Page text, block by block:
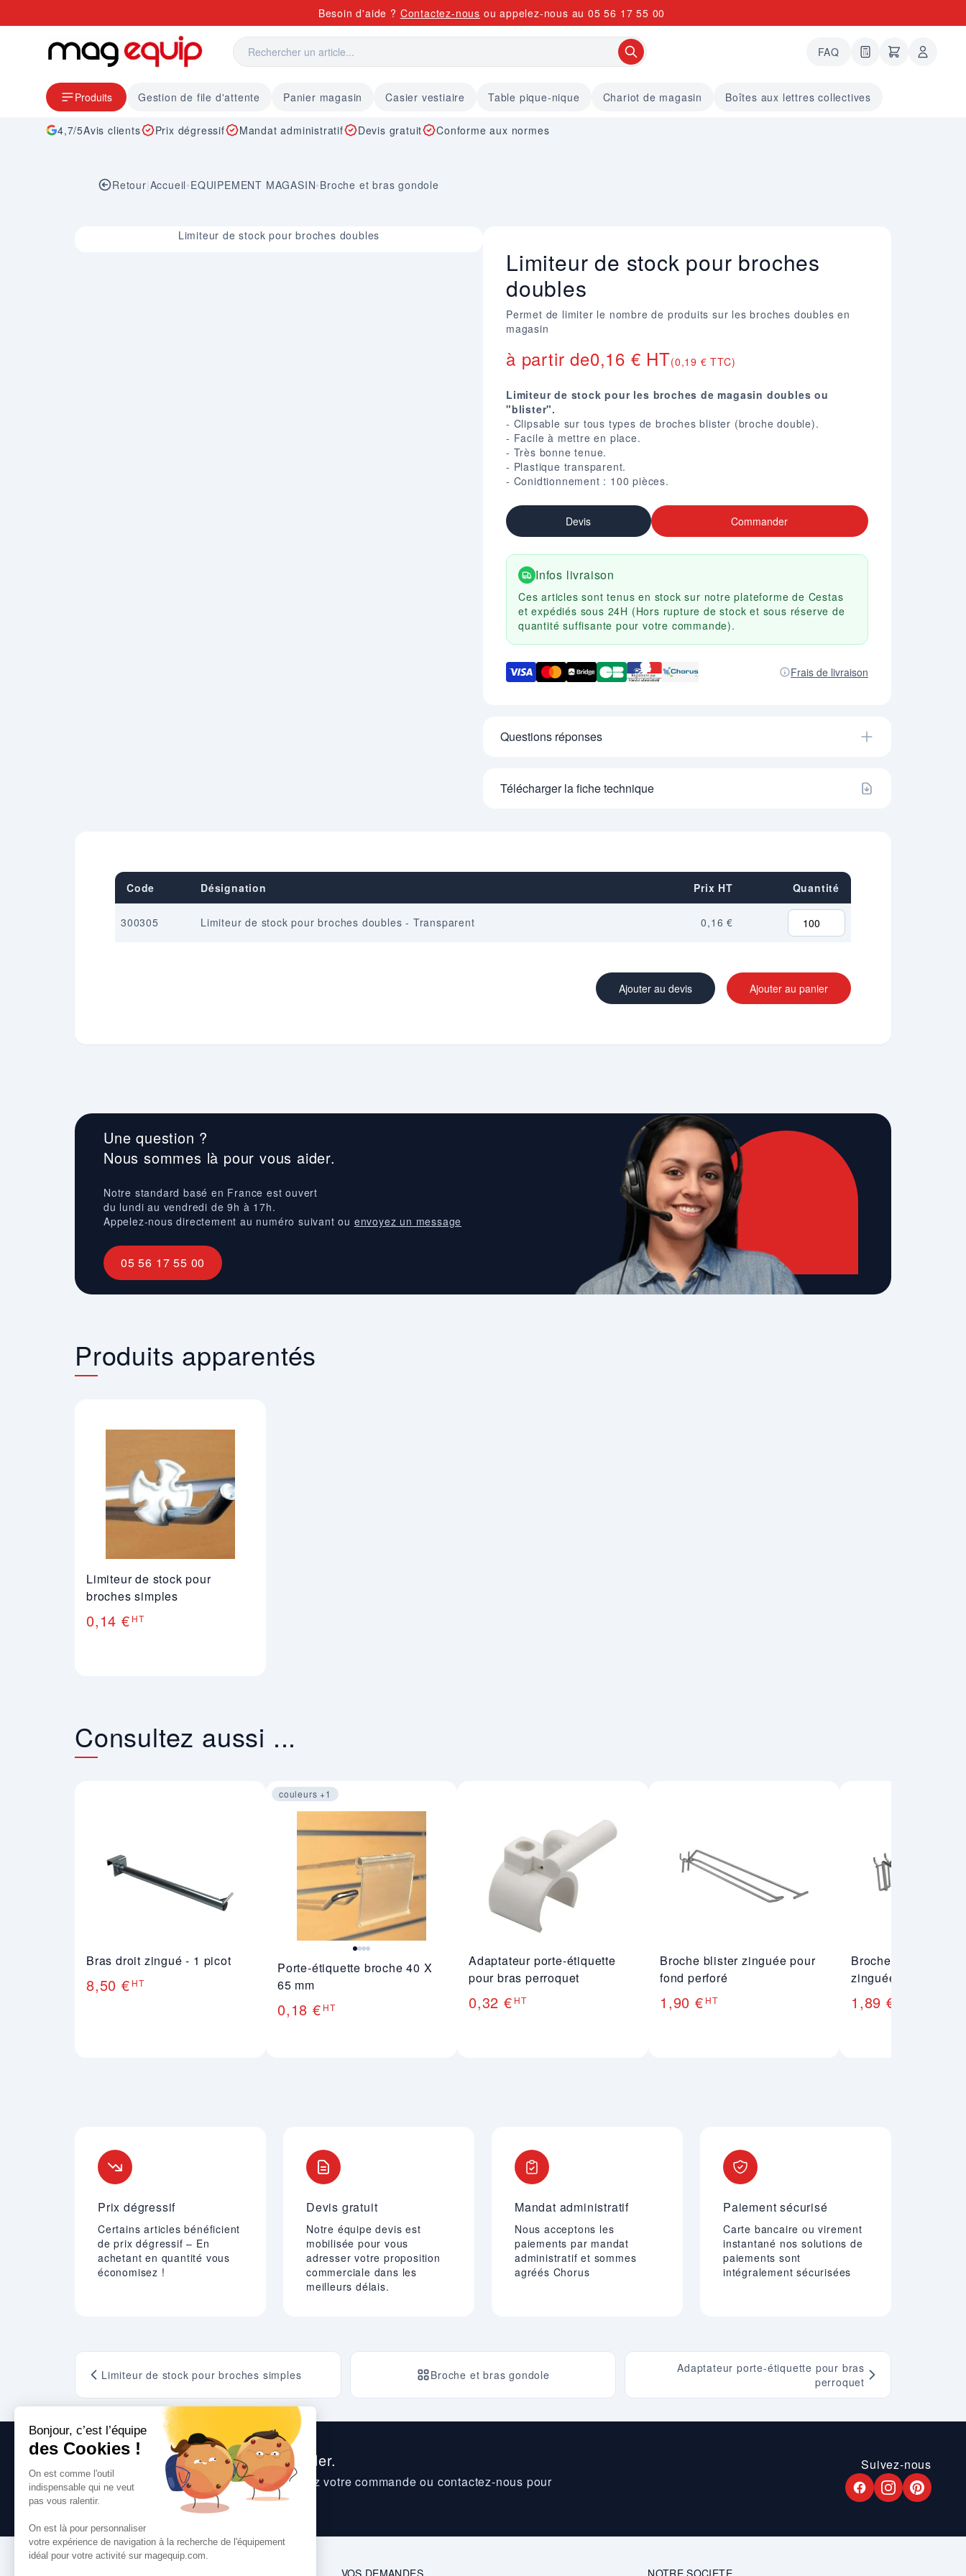
Besoin d'aide ? Contactez-nous ou appelez-nous au 05 56 17 55 00
FAQ 0 articles dans le
undefined
Produits Gestion de file d'attente Panier magasin Casier vestiaire Table pique-nique Chariot de magasin Boîtes aux lettres collectives
4,7/5Avis clients Prix dégressif Mandat administratif Devis gratuit Conforme aux normes
Retour|Accueil•EQUIPEMENT MAGASIN•Broche et bras gondole
Limiteur de stock pour broches doubles
Limiteur de stock pour broches
doubles
Permet de limiter le nombre de produits sur les broches doubles en
magasin
à partir de0,16 € HT(0,19 € TTC)
Limiteur de stock pour les broches de magasin doubles ou
"blister".
- Clipsable sur tous types de broches blister (broche double).
- Facile à mettre en place.
- Très bonne tenue.
- Plastique transparent.
- Conidtionnement : 100 pièces.
Devis Commander
Infos livraison
Ces articles sont tenus en stock sur notre plateforme de Cestas
et expédiés sous 24H (Hors rupture de stock et sous réserve de
quantité suffisante pour votre commande).
Frais de livraison
Questions réponses
Télécharger la fiche technique
Code Désignation Prix HT Quantité
300305 Limiteur de stock pour broches doubles - Transparent 0,16 €
Ajouter au devis Ajouter au panier
Une question ?
Nous sommes là pour vous aider.
Notre standard basé en France est ouvert
du lundi au vendredi de 9h à 17h.
Appelez-nous directement au numéro suivant ou envoyez un message
05 56 17 55 00
Produits apparentés
Limiteur de stock pour
broches simples
0,14 € HT
Consultez aussi ...
Bras droit zingué - 1 picot
8,50 € HT
couleurs +1
Porte-étiquette broche 40 X
65 mm
0,18 € HT
Adaptateur porte-étiquette
pour bras perroquet
0,32 € HT
Broche blister zinguée pour
fond perforé
1,90 € HT
Broche simple
zinguée - Fond
1,89 €
Prix dégressif
Certains articles bénéficient
de prix dégressif – En
achetant en quantité vous
économisez !
Devis gratuit
Notre équipe devis est
mobilisée pour vous
adresser votre proposition
commerciale dans les
meilleurs délais.
Mandat administratif
Nous acceptons les
paiements par mandat
administratif et sommes
agréés Chorus
Paiement sécurisé
Carte bancaire ou virement
instantané nos solutions de
paiements sont
intégralement sécurisées
Limiteur de stock pour broches simples Broche et bras gondole
Adaptateur porte-étiquette pour bras
perroquet
Nous sommes heureux de vous aider.
Consultez nos questions fréquentes, suivez votre commande ou contactez-nous pour
toute question que vous pourriez avoir.
Suivez-nous
VOS DEMANDES NOTRE SOCIETE